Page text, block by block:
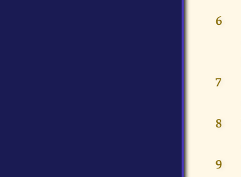
6
7
8
9